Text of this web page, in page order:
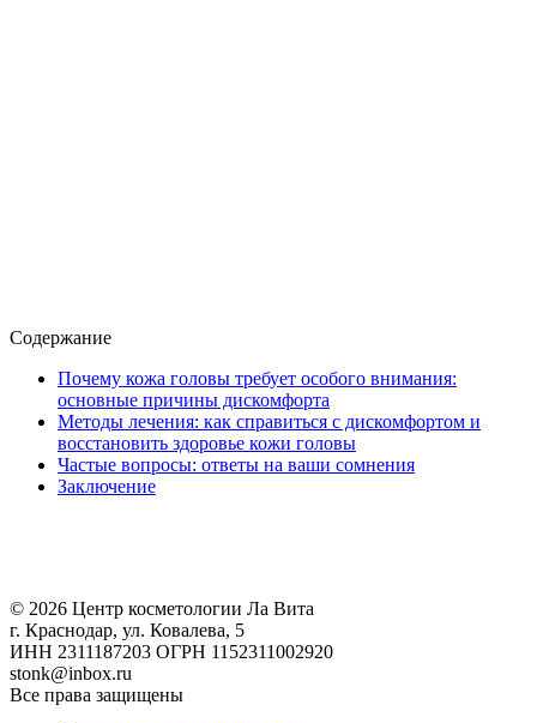
Содержание
Почему кожа головы требует особого внимания:
основные причины дискомфорта
Методы лечения: как справиться с дискомфортом и
восстановить здоровье кожи головы
Частые вопросы: ответы на ваши сомнения
Заключение
© 2026 Центр косметологии Ла Вита
г. Краснодар, ул. Ковалева, 5
ИНН 2311187203 ОГРН 1152311002920
stonk@inbox.ru
Все права защищены